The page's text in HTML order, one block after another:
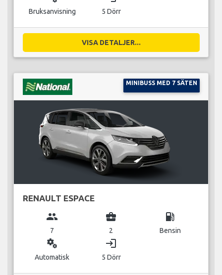
Bruksanvisning 5 Dörr
VISA DETALJER...
MINIBUSS MED 7 SÄTEN
RENAULT ESPACE
group
7
business_center
2
local_gas_station
Bensin
miscellaneous_services
Automatisk
login
5 Dörr